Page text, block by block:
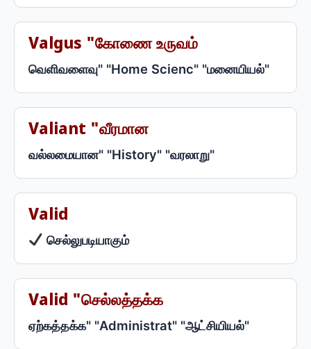
Valgus "கோணை உருவம்
வெளிவளைவு" "Home Scienc" "மனையியல்"
Valiant "வீரமான
வல்லமையான" "History" "வரலாறு"
Valid
செல்லுபடியாகும்
Valid "செல்லத்தக்க
ஏற்கத்தக்க" "Administrat" "ஆட்சியியல்"